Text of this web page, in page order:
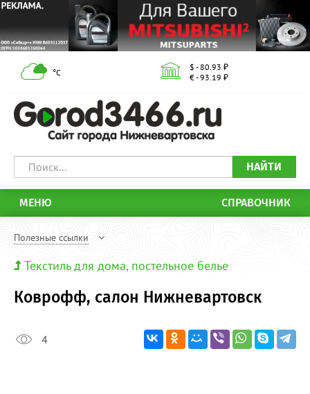
°С
$ - 80.93 ₽
€ - 93.19 ₽
НАЙТИ
МЕНЮ СПРАВОЧНИК
Полезные ссылки
Текстиль для дома, постельное белье
Коврофф, салон Нижневартовск
4